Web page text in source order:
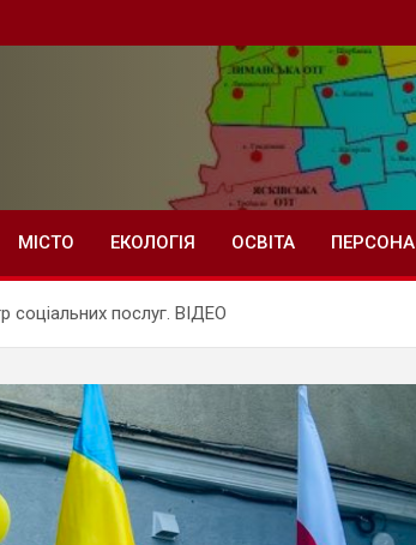
МІСТО ЕКОЛОГІЯ ОСВІТА ПЕРСОНА
соціальних послуг. ВІДЕО